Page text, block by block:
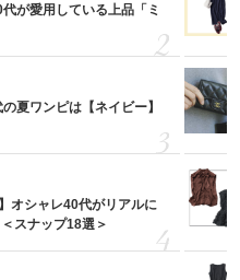
が愛用している上品「ミ
夏ワンピは【ネイビー】
オシャレ40代がリアルに
スナップ18選＞